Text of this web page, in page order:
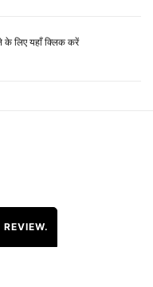
के लिए यहाँ क्लिक करें